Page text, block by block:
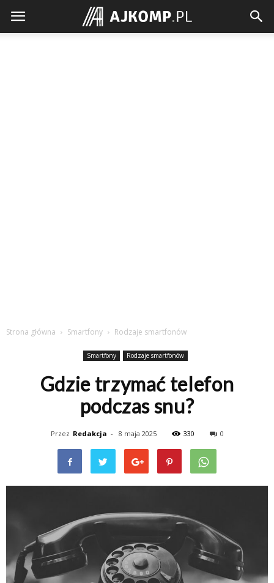
Ajkomp.pl
Strona główna Smartfony Rodzaje smartfonów
Smartfony Rodzaje smartfonów
Gdzie trzymać telefon
podczas snu?
Przez Redakcja - 8 maja 2025 330 0